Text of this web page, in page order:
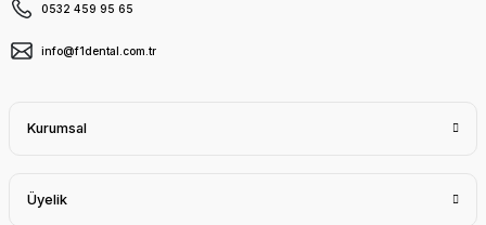
0532 459 95 65
info@f1dental.com.tr
Kurumsal
Üyelik